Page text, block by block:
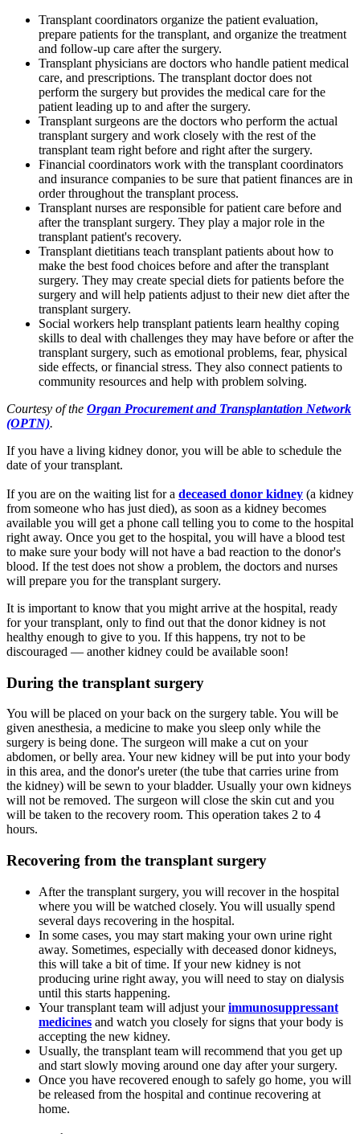
Transplant coordinators organize the patient evaluation,
prepare patients for the transplant, and organize the treatment
and follow-up care after the surgery.
Transplant physicians are doctors who handle patient medical
care, and prescriptions. The transplant doctor does not
perform the surgery but provides the medical care for the
patient leading up to and after the surgery.
Transplant surgeons are the doctors who perform the actual
transplant surgery and work closely with the rest of the
transplant team right before and right after the surgery.
Financial coordinators work with the transplant coordinators
and insurance companies to be sure that patient finances are in
order throughout the transplant process.
Transplant nurses are responsible for patient care before and
after the transplant surgery. They play a major role in the
transplant patient's recovery.
Transplant dietitians teach transplant patients about how to
make the best food choices before and after the transplant
surgery. They may create special diets for patients before the
surgery and will help patients adjust to their new diet after the
transplant surgery.
Social workers help transplant patients learn healthy coping
skills to deal with challenges they may have before or after the
transplant surgery, such as emotional problems, fear, physical
side effects, or financial stress. They also connect patients to
community resources and help with problem solving.
Courtesy of the Organ Procurement and Transplantation Network
(OPTN).
If you have a living kidney donor, you will be able to schedule the
date of your transplant.
If you are on the waiting list for a deceased donor kidney (a kidney
from someone who has just died), as soon as a kidney becomes
available you will get a phone call telling you to come to the hospital
right away. Once you get to the hospital, you will have a blood test
to make sure your body will not have a bad reaction to the donor's
blood. If the test does not show a problem, the doctors and nurses
will prepare you for the transplant surgery.
It is important to know that you might arrive at the hospital, ready
for your transplant, only to find out that the donor kidney is not
healthy enough to give to you. If this happens, try not to be
discouraged — another kidney could be available soon!
During the transplant surgery
You will be placed on your back on the surgery table. You will be
given anesthesia, a medicine to make you sleep only while the
surgery is being done. The surgeon will make a cut on your
abdomen, or belly area. Your new kidney will be put into your body
in this area, and the donor's ureter (the tube that carries urine from
the kidney) will be sewn to your bladder. Usually your own kidneys
will not be removed. The surgeon will close the skin cut and you
will be taken to the recovery room. This operation takes 2 to 4
hours.
Recovering from the transplant surgery
After the transplant surgery, you will recover in the hospital
where you will be watched closely. You will usually spend
several days recovering in the hospital.
In some cases, you may start making your own urine right
away. Sometimes, especially with deceased donor kidneys,
this will take a bit of time. If your new kidney is not
producing urine right away, you will need to stay on dialysis
until this starts happening.
Your transplant team will adjust yourimmunosuppressant
medicines and watch you closely for signs that your body is
accepting the new kidney.
Usually, the transplant team will recommend that you get up
and start slowly moving around one day after your surgery.
Once you have recovered enough to safely go home, you will
be released from the hospital and continue recovering at
home.